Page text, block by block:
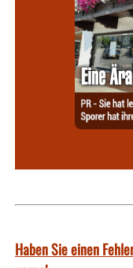
Haben Sie einen